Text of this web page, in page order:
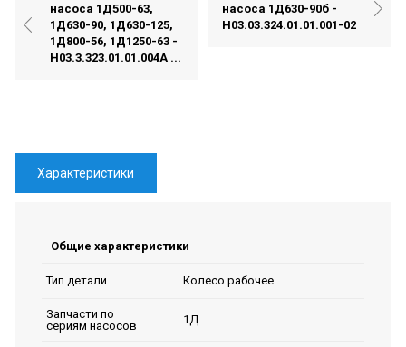
насоса 1Д500-63,
1Д630-90, 1Д630-125,
1Д800-56, 1Д1250-63 -
Н03.3.323.01.01.004А ...
насоса 1Д630-90б -
Н03.03.324.01.01.001-02
Характеристики
Общие характеристики
Тип детали Колесо рабочее
Запчасти по
сериям насосов
1Д